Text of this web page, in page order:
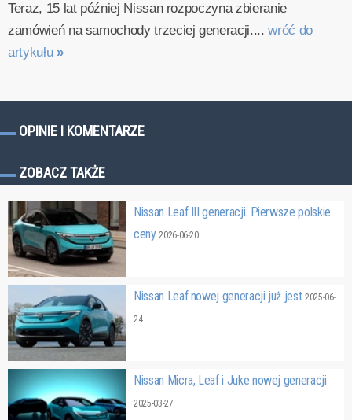
Teraz, 15 lat później Nissan rozpoczyna zbieranie
zamówień na samochody trzeciej generacji....wróć do
artykułu »
OPINIE I KOMENTARZE
ZOBACZ TAKŻE
Nissan Leaf III generacji. Pierwsze polskie
ceny2026-06-20
Nissan Leaf nowej generacji już jest2025-06-
24
Nissan Micra, Leaf i Juke nowej generacji
2025-03-27